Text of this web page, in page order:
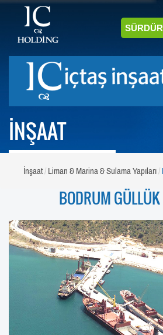
İNŞAAT
İnşaat Liman & Marina & Sulama Yapıları
BODRUM